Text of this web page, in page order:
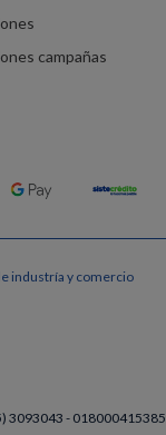
campañas
industría y comercio
3093043 - 018000415385